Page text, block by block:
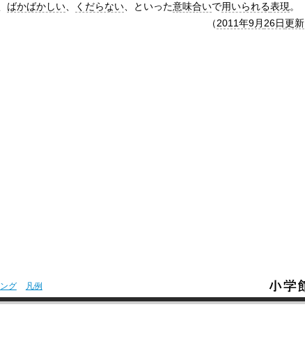
ばかばかしい、 くだらない、といった意味合いで用いられる表現 。
（2011年9月 26日更新
グ 凡例